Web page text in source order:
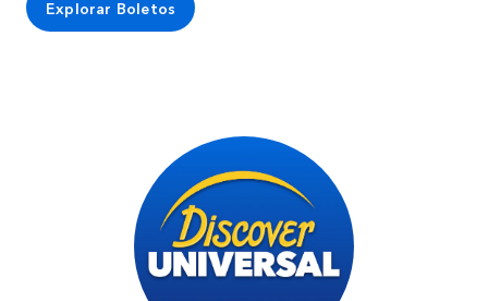
Explorar Boletos